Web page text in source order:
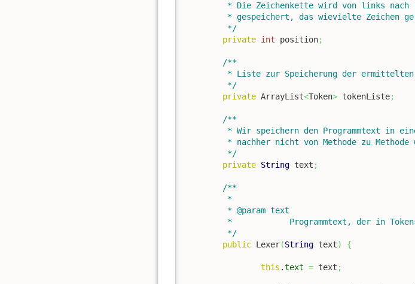
	 */
private int position;
/**
	 */
private ArrayList<Token> tokenListe;
/**
	 */
private String text ;
/**
	 */
public Lexer(String text) {
this .text = text ;